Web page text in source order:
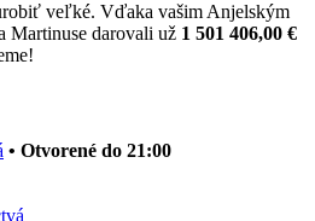
veľké. Vďaka vašim Anjelským
Martinuse darovali už 1 501 406,00 €
• Otvorené do 21:00